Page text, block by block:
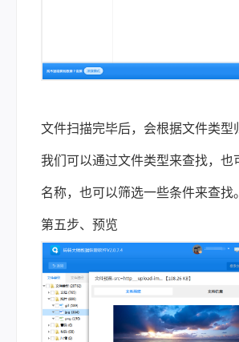
文件扫描完毕后，会根据文件类型
我们可以通过文件类型来查找，也
名称，也可以筛选一些条件来查找。
第五步、预览